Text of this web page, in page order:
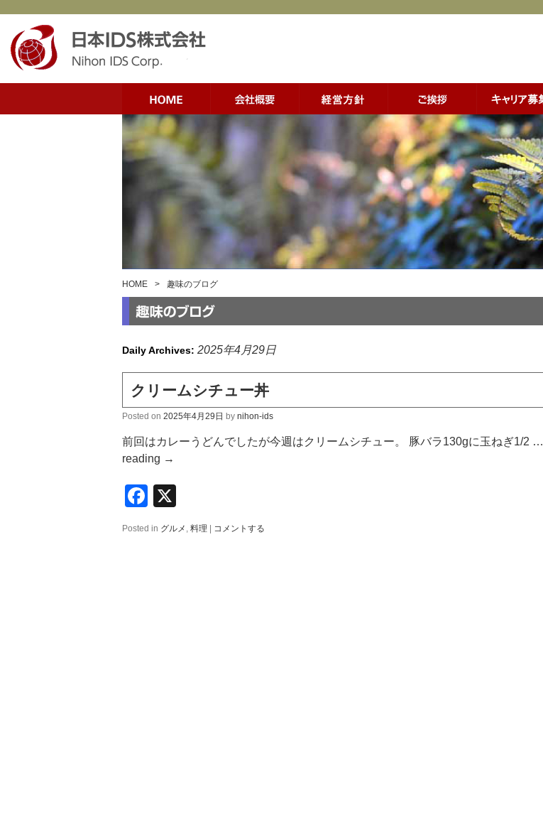
HOME > 趣味のブログ
Daily Archives: 2025年4月29日
クリームシチュー丼
Posted on 2025年4月29日 by nihon-ids
前回はカレーうどんでしたが今週はクリームシチュー。 豚バラ130gに玉ねぎ1/2 …
reading →
Facebook
Posted in グルメ , 料理 コメントする